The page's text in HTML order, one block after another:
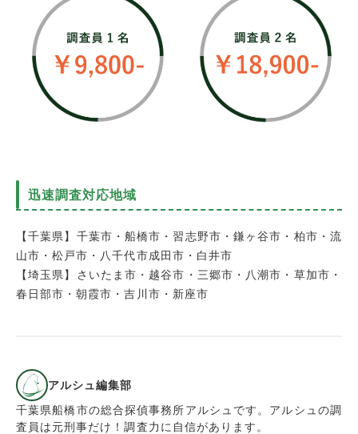
迅速調査対応地域
【千葉県】千葉市・船橋市・習志野市・鎌ヶ谷市・柏市・流
山市・松戸市・八千代市成田市・白井市
【埼玉県】さいたま市・越谷市・三郷市・八潮市・草加市・
春日部市・朝霞市・吉川市・新座市
アルシュ編集部
千葉県船橋市の総合探偵事務所アルシュです。アルシュの調
査員は元刑事だけ！調査力に自信があります。